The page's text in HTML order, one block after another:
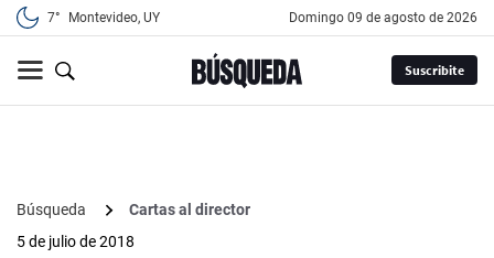
7° Montevideo, UY domingo 09 de agosto de 2026
Suscribite
Búsqueda
Cartas al director
5 de julio de 2018